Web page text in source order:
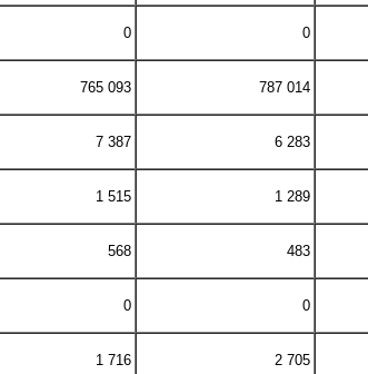
0 0
765 093 787 014
7 387 6 283
1 515 1 289
568 483
0 0
1 716 2 705